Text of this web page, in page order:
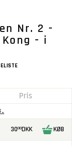
Nr. 2 -
- i
Pris
3000DKK KØB